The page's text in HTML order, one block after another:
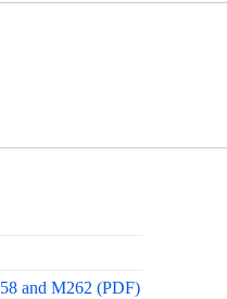
and M262 (PDF)